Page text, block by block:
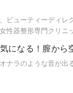
をピックアップして
ビューティーディレ
性器整形専門クリニ
行われた「フェムテ
みが、赤裸々に語ら
になる！膣から
ナラのような音が出